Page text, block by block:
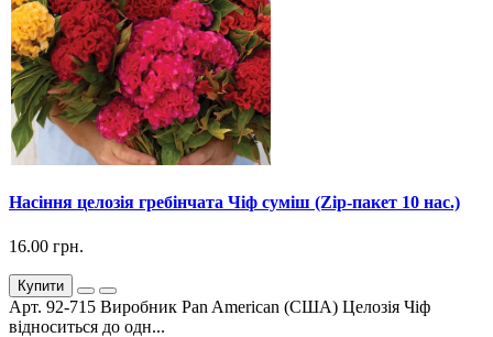
Насіння целозія гребінчата Чіф суміш (Zip-пакет 10 нас.)
16.00 грн.
Купити
Арт. 92-715 Виробник Pan American (США) Целозія Чіф
відноситься до одн...